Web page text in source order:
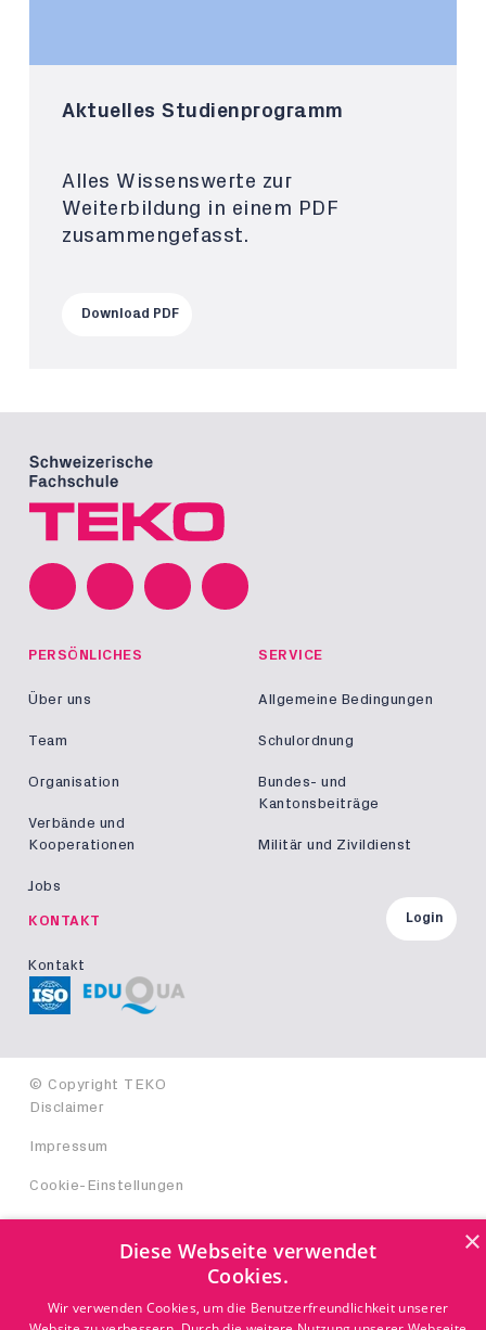
Aktuelles Studienprogramm
Alles Wissenswerte zur
Weiterbildung in einem PDF
zusammengefasst.
Download PDF
PERSÖNLICHES
Über uns
Team
Organisation
Verbände und
Kooperationen
Jobs
SERVICE
Allgemeine Bedingungen
Schulordnung
Bundes- und
Kantonsbeiträge
Militär und Zivildienst
KONTAKT
Kontakt
Login
© Copyright TEKO
Disclaimer
Impressum
Cookie-Einstellungen
×
Diese Webseite verwendet
Cookies.
Wir verwenden Cookies, um die Benutzerfreundlichkeit unserer